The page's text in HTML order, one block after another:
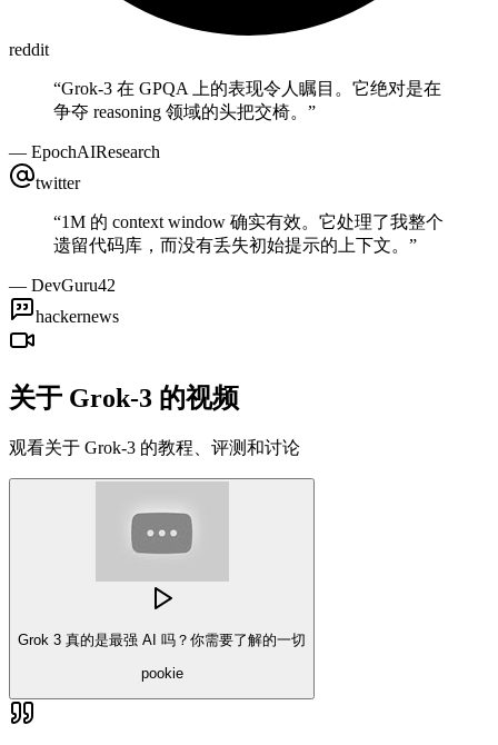
reddit
“Grok-3 在 GPQA 上的表现令人瞩目。它绝对是在
争夺 reasoning 领域的头把交椅。 ”
— EpochAIResearch
twitter
“1M 的 context window 确实有效。它处理了我整个
遗留代码库，而没有丢失初始提示的上下文。 ”
— DevGuru42
hackernews
关于 Grok-3 的视频
观看关于 Grok-3 的教程、评测和讨论
Grok 3 真的是最强 AI 吗？你需要了解的一切
pookie